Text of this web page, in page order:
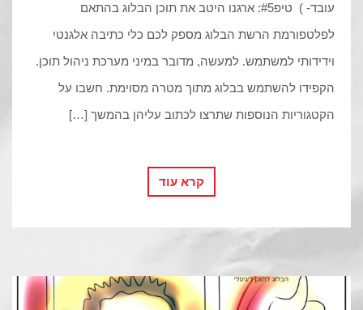
עובד- ) טיפ#5: ארגנו היטב את תוכן הבלוג בהתאם
לפלטפורמת הרשת הבלוג מספק לכם כלי כתיבה אלגנטי
וידידותי למשתמש. למעשה, מדובר במיני מערכת ניהול תוכן.
הקפידו להשתמש בבלוג מתוך מטרה מסוימת. חשבו על
הקטגוריות הנוספות שתרצו לכתוב עליהן בהמשך […]
קרא עוד